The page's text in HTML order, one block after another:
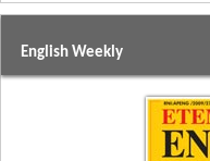
English Weekly